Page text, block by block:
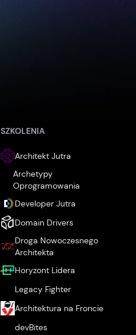
SZKOLENIA
Architekt Jutra
Archetypy
Oprogramowania
Developer Jutra
Domain Drivers
Droga Nowoczesnego
Architekta
Horyzont Lidera
Legacy Fighter
Architektura na Froncie
devBites